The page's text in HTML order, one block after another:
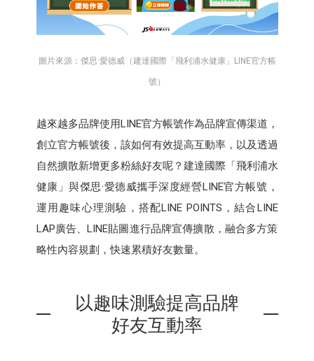
圖片來源：傑思·愛德威（建達國際「飛利浦水健康」LINE官方帳
號）
越來越多品牌使用LINE官方帳號作為品牌宣傳渠道，
創立官方帳號後，該如何有效提高互動率，以及透過
自然擴散新增更多粉絲好友呢？建達國際「飛利浦水
健康」與傑思·愛德威攜手深度經營LINE官方帳號，
運用趣味心理測驗，搭配LINE POINTS，結合LINE
LAP廣告、LINE貼圖進行品牌宣傳擴散，融合多方策
略性內容規劃，快速累積好友數量。
以趣味測驗提高品牌
好友互動率